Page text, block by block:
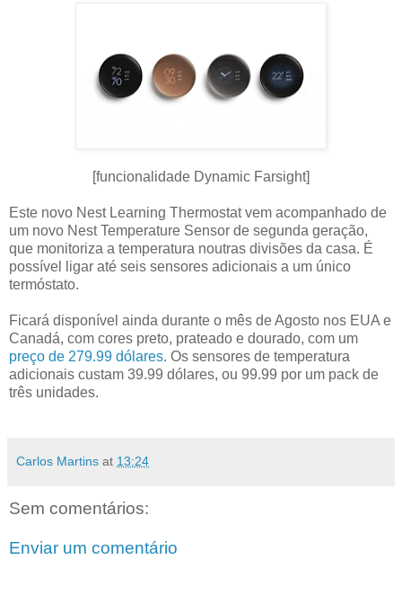
[funcionalidade Dynamic Farsight]
Este novo Nest Learning Thermostat vem acompanhado de
um novo Nest Temperature Sensor de segunda geração,
que monitoriza a temperatura noutras divisões da casa. É
possível ligar até seis sensores adicionais a um único
termóstato.
Ficará disponível ainda durante o mês de Agosto nos EUA e
Canadá, com cores preto, prateado e dourado, com um
preço de 279.99 dólares. Os sensores de temperatura
adicionais custam 39.99 dólares, ou 99.99 por um pack de
três unidades.
Carlos Martins at 13:24
Sem comentários:
Enviar um comentário